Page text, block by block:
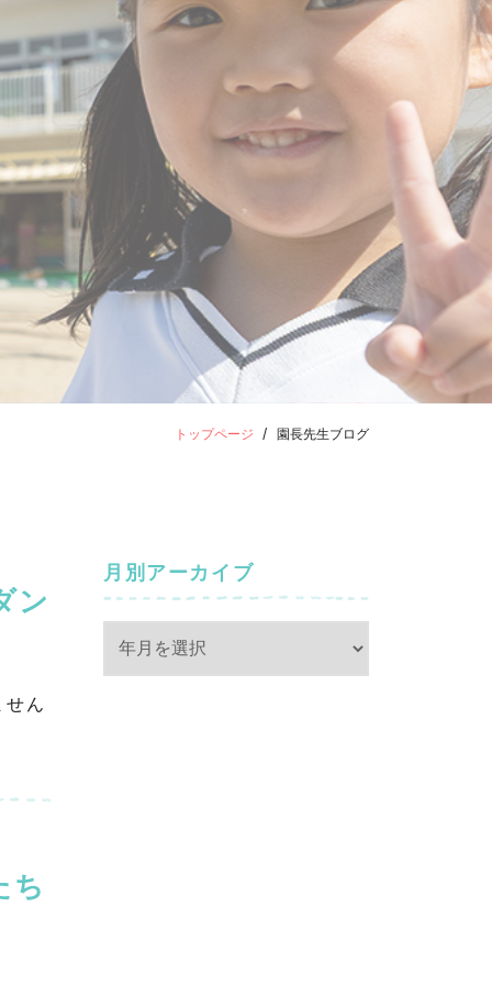
トップページ 園長先生ブログ
ン
ん
ち
月別アーカイブ